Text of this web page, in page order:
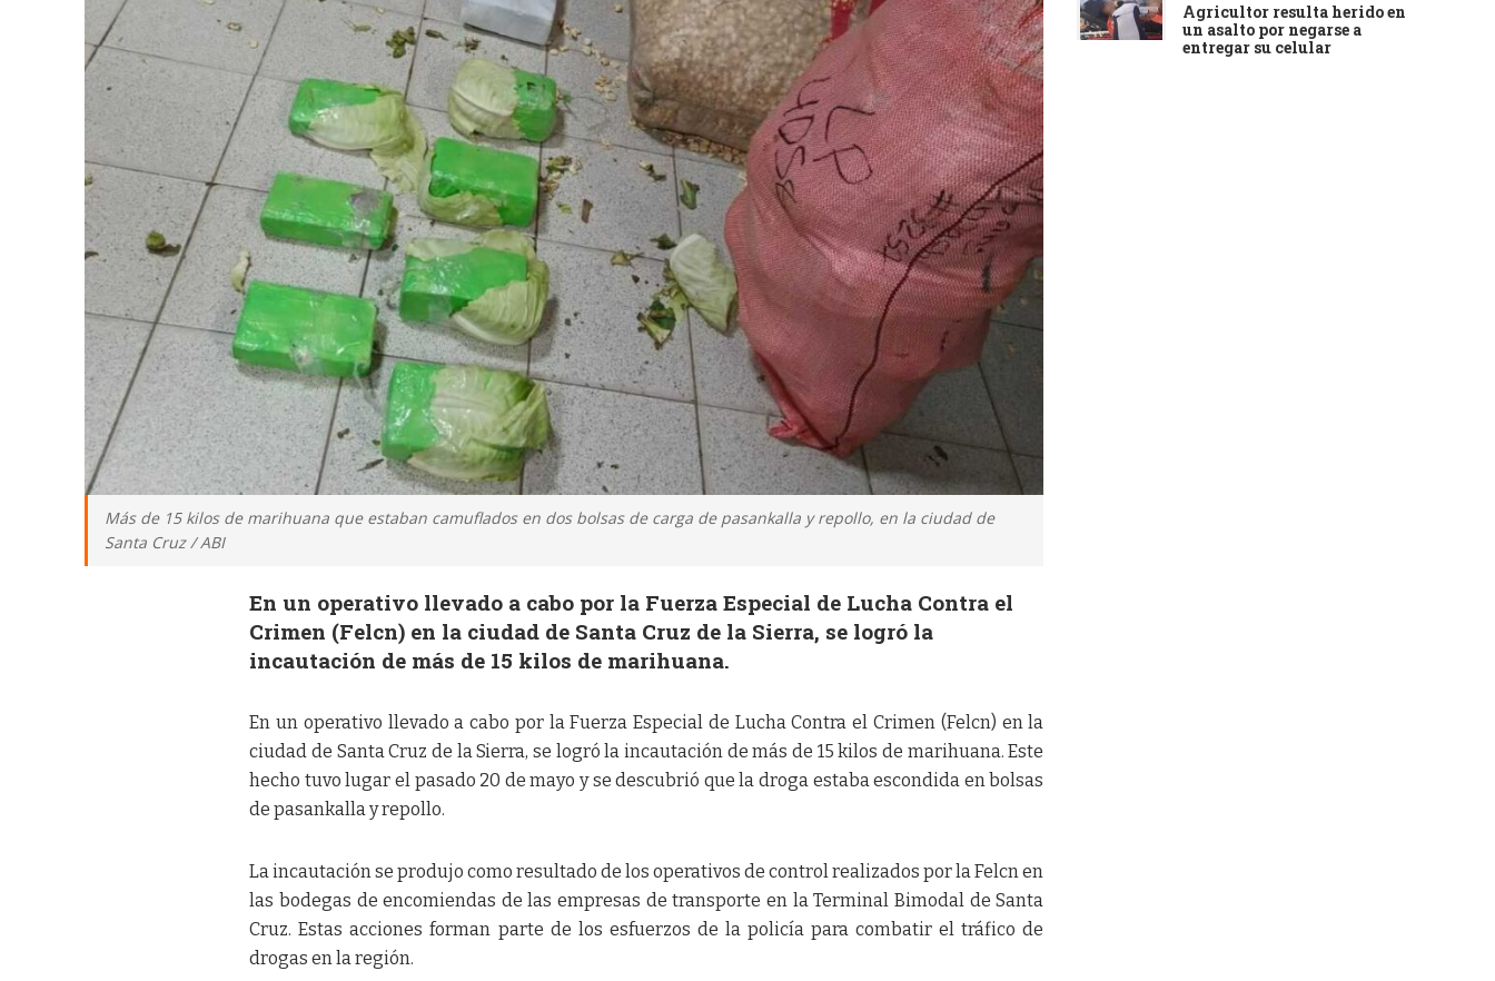
Más de 15 kilos de marihuana que estaban camuflados en dos bolsas de carga de pasankalla y repollo, en la ciudad de
Santa Cruz / ABI
En un operativo llevado a cabo por la Fuerza Especial de Lucha Contra el
Crimen (Felcn) en la ciudad de Santa Cruz de la Sierra, se logró la
incautación de más de 15 kilos de marihuana.
En un operativo llevado a cabo por la Fuerza Especial de Lucha Contra el Crimen (Felcn) en la
ciudad de Santa Cruz de la Sierra, se logró la incautación de más de 15 kilos de marihuana. Este
hecho tuvo lugar el pasado 20 de mayo y se descubrió que la droga estaba escondida en bolsas
de pasankalla y repollo.
La incautación se produjo como resultado de los operativos de control realizados por la Felcn en
las bodegas de encomiendas de las empresas de transporte en la Terminal Bimodal de Santa
Cruz. Estas acciones forman parte de los esfuerzos de la policía para combatir el tráfico de
drogas en la región.
Agricultor resulta herido en
un asalto por negarse a
entregar su celular